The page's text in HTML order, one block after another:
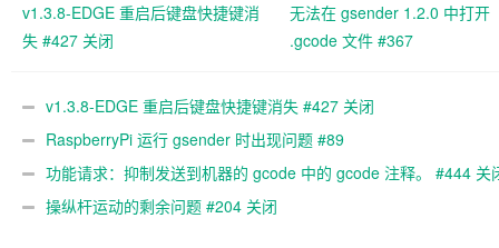
v1.3.8-EDGE 重启后键盘快捷键消
失 #427 关闭
无法在 gsender 1.2.0 中打开
.gcode 文件 #367
v1.3.8-EDGE 重启后键盘快捷键消失 #427 关闭
RaspberryPi 运行 gsender 时出现问题 #89
功能请求：抑制发送到机器的 gcode 中的 gcode 注释。 #444 关
操纵杆运动的剩余问题 #204 关闭